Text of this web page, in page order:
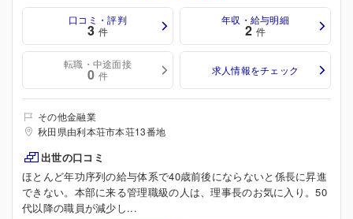
口コミ・評判
3 件
年収・給与明細
2 件
転職・中途面接
0 件 求人情報をチェック
その他金融業
秋田県由利本荘市本荘13番地
出世の口コミ
ほとんど年功序列の給与体系で40歳前後にならないと係長に昇進
できない。本部に来る管理職級の人は、理事長のお気に入り。50
代以降の職員が減少し...